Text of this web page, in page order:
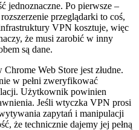
jednoznaczne. Po pierwsze –
przeglądarki to coś,
VPN kosztuje, więc
że musi zarobić w inny
są dane.
Web Store jest złudne.
w pełni zweryfikować
Użytkownik powinien
Jeśli wtyczka VPN prosi
zapytań i manipulacji
że technicznie dajemy jej pełną